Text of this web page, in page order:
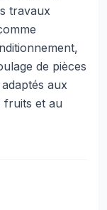
travaux
de pièces
aux
fruits et au